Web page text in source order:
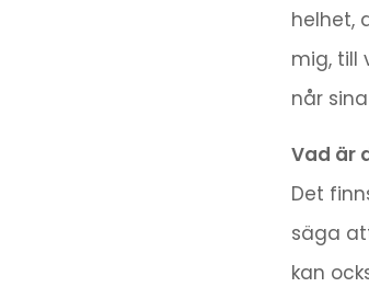
helhet,
mig, till
når
Vad är
Det
säga
kan